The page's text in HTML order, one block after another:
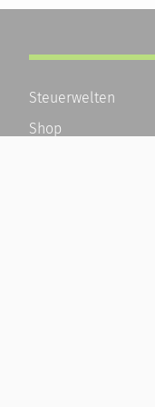
Steuerwelten
Shop